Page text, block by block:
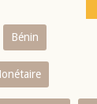
Bénin